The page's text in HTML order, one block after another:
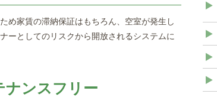
め家賃の滞納保証はもちろん、空室が発生し
ーとしてのリスクから開放されるシステムに
ナンスフリー